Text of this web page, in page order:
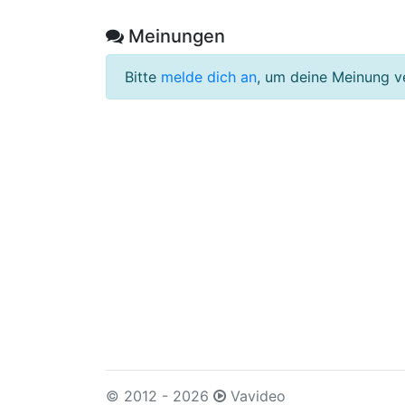
Meinungen
Bitte melde dich an, um deine Meinung
© 2012 - 2026 Vavideo